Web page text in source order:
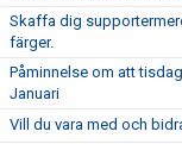
Skaffa dig
färger.
Påminnelse om att
Januari
Vill du vara med och